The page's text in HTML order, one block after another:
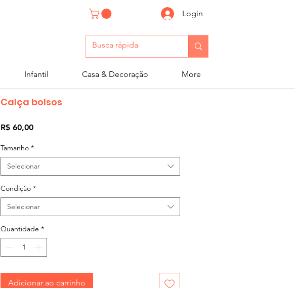
Login
Infantil Casa & Decoração More
Calça bolsos
R$ 60,00Preço
Tamanho *
Selecionar
Condição *
Selecionar
Quantidade *
Adicionar ao carrinho